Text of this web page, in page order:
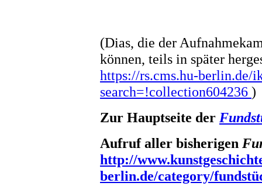
(Dias, die der
können, teils in später
https://rs.cms.hu-berlin.de/
search=!collection604236 )
Zur Hauptseite der
Aufruf aller bisherigen
http://
berlin.de/category/